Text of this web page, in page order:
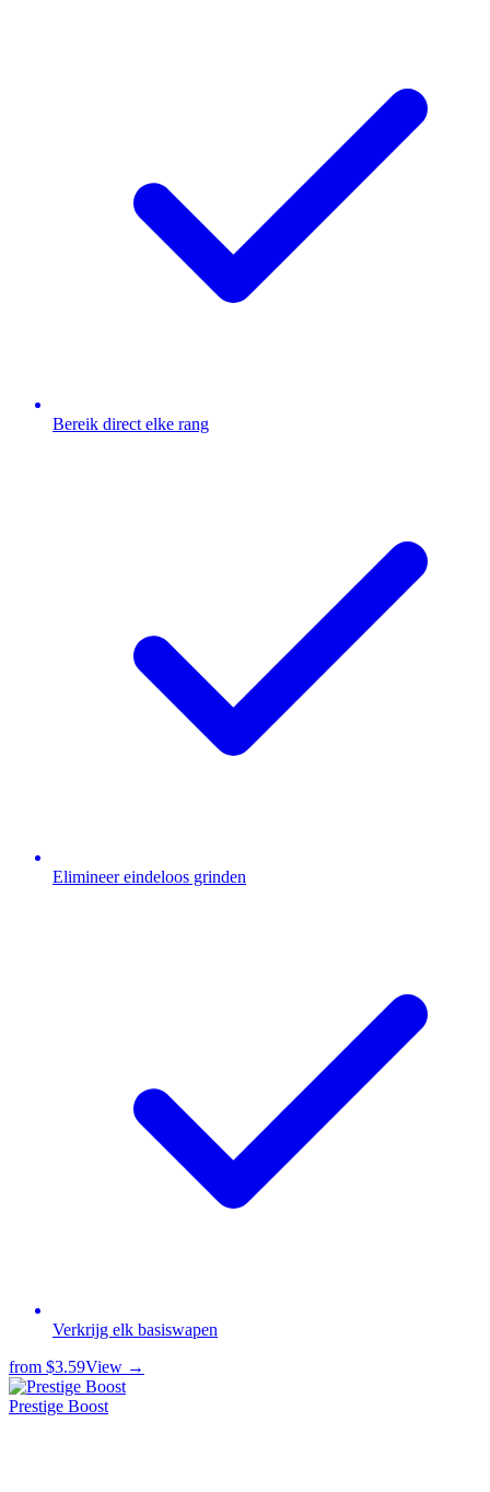
Bereik direct elke rang
Elimineer eindeloos grinden
Verkrijg elk basiswapen
from $3.59View →
Prestige Boost